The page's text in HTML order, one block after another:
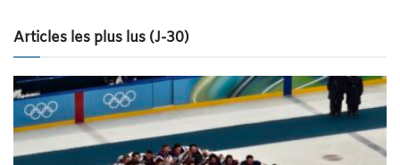
Articles les plus lus (J-30)